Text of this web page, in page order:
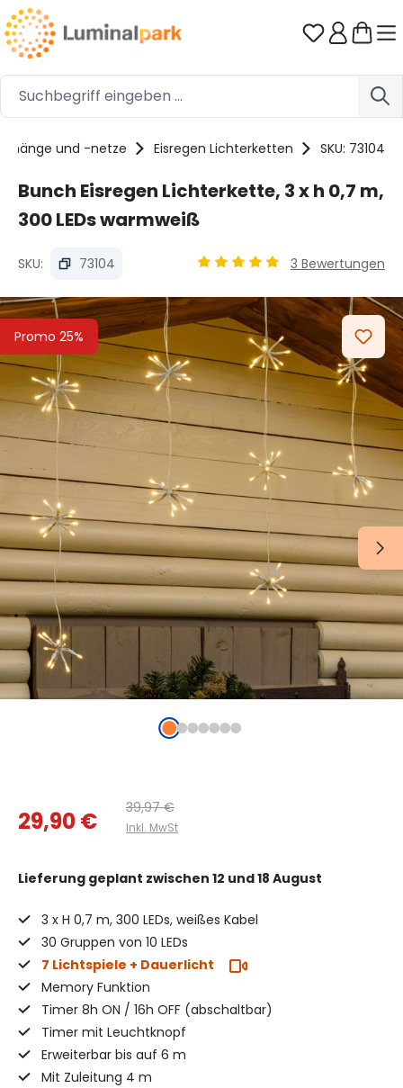
Zum Hauptinhalt springen Du hast 0
und -netze Eisregen Lichterketten SKU: 73104
Bunch Eisregen Lichterkette, 3 x h 0,7 m,
300 LEDs warmweiß
SKU: 73104 3 Bewertungen
Promo 25%
Bildergalerie überspringen
29,90 € 39,97 €
Inkl. MwSt
Lieferung geplant zwischen 12 und 18 August
3 x H 0,7 m, 300 LEDs, weißes Kabel
30 Gruppen von 10 LEDs
7 Lichtspiele + Dauerlicht
Memory Funktion
Timer 8h ON / 16h OFF (abschaltbar)
Timer mit Leuchtknopf
Erweiterbar bis auf 6 m
Mit Zuleitung 4 m